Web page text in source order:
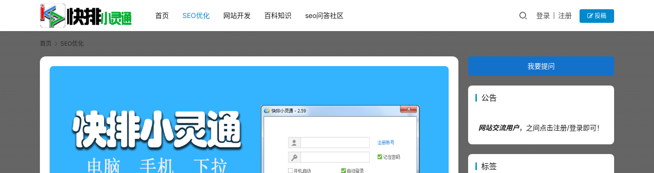
首页 SEO优化 网站开发 百科知识 seo问答社区 登录 注册 投稿
首页 SEO优化
我要提问
公告
网站交流用户，之间点击注册/登录即可！
标签